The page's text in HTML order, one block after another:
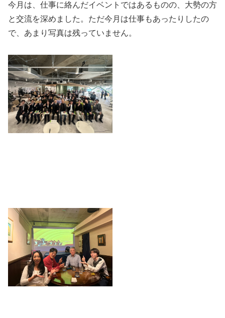
今月は、仕事に絡んだイベントではあるものの、大勢の方
と交流を深めました。ただ今月は仕事もあったりしたの
で、あまり写真は残っていません。